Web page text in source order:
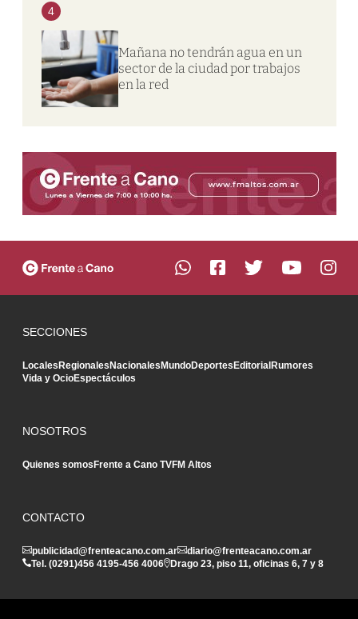
4
Mañana no tendrán agua en un
sector de la ciudad por trabajos
en la red
SECCIONES
LocalesRegionalesNacionalesMundoDeportesEditorialRumores
Vida y OcioEspectáculos
NOSOTROS
Quienes somosFrente a Cano TVFM Altos
CONTACTO
publicidad@frenteacano.com.ar
diario@frenteacano.com.ar
Tel. (0291)456 4195-456 4006 Drago 23, piso 11, oficinas 6, 7 y 8